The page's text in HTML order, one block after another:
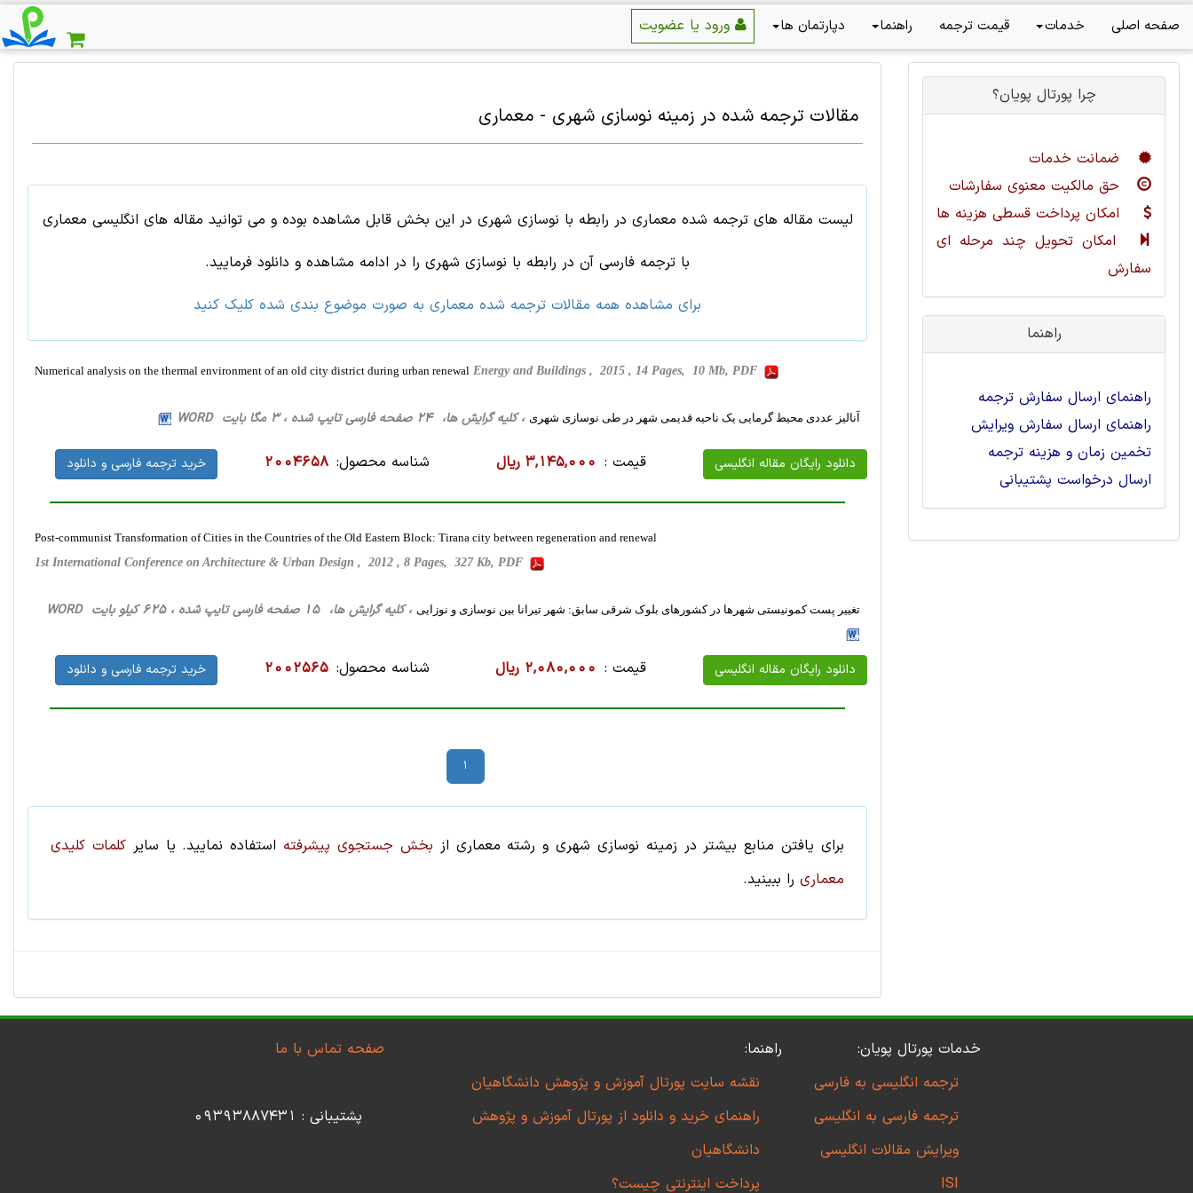
صفحه اصلی خدمات قیمت ترجمه راهنما دپارتمان ها
مقالات ترجمه شده در زمینه نوسازی شهری - معماری
لیست مقاله های ترجمه شده معماری در رابطه با نوسازی شهری در این بخش قابل مشاهده بوده و می توانید مقاله های انگلیسی معماری
با ترجمه فارسی آن در رابطه با نوسازی شهری را در ادامه مشاهده و دانلود فرمایید.
برای مشاهده همه مقالات ترجمه شده معماری به صورت موضوع بندی شده کلیک کنید
Numerical analysis on the thermal environment of an old city district during urban renewal Energy and Buildings , 2015 , 14 Pages, 10 Mb, PDF
آنالیز عددی محیط گرمایی یک ناحیه قدیمی شهر در طی نوسازی شهری ، کلیه گرایش ها، 24 صفحه فارسی تایپ شده ، 3 مگا بایت WORD
دانلود رایگان مقاله انگلیسی قیمت : 3,145,000 ریال شناسه محصول: 2004658 خرید ترجمه فارسی و دانلود
Post-communist Transformation of Cities in the Countries of the Old Eastern Block: Tirana city between regeneration and renewal
1st International Conference on Architecture & Urban Design , 2012 , 8 Pages, 327 Kb, PDF
تغییر پست کمونیستی شهرها در کشورهای بلوک شرقی سابق: شهر تیرانا بین نوسازی و نوزایی ، کلیه گرایش ها، 15 صفحه فارسی تایپ شده ، 625 کیلو بایت WORD
دانلود رایگان مقاله انگلیسی قیمت : 2,080,000 ریال شناسه محصول: 2002565 خرید ترجمه فارسی و دانلود
1
برای یافتن منابع بیشتر در زمینه نوسازی شهریو رشته معماری از بخش جستجوی پیشرفته استفاده نمایید. یا سایرکلمات کلیدی
معماری را ببینید.
چرا پورتال پویان؟
ضمانت خدمات
حق مالکیت معنوی سفارشات
امکان پرداخت قسطی هزینه ها
امکان تحویل چند مرحله ای
سفارش
راهنما
راهنمای ارسال سفارش ترجمه
راهنمای ارسال سفارش ویرایش
تخمین زمان و هزینه ترجمه
ارسال درخواست پشتیبانی
خدمات پورتال پویان:
ترجمه انگلیسی به فارسی
ترجمه فارسی به انگلیسی
ویرایش مقالات انگلیسی
ISI
راهنما:
نقشه سایت پورتال آموزش و پژوهش دانشگاهیان
راهنمای خرید و دانلود از پورتال آموزش و پژوهش
دانشگاهیان
پرداخت اینترنتی چیست؟
صفحه تماس با ما
پشتیبانی : 09393887431